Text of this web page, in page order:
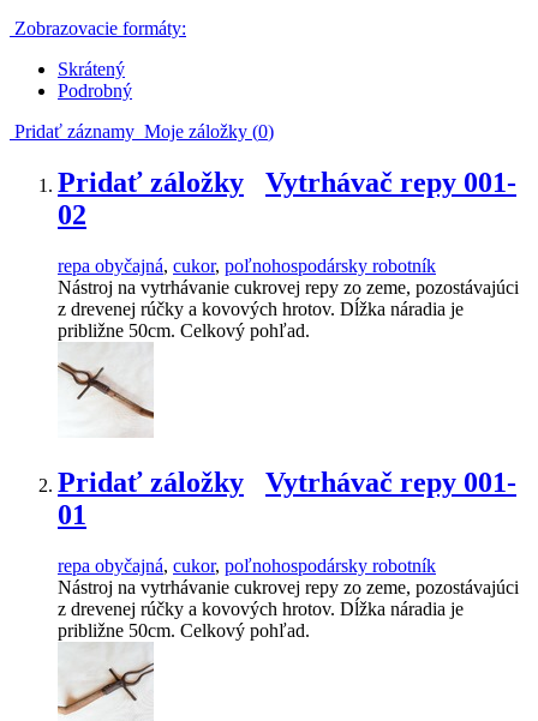
Zobrazovacie formáty:
Skrátený
Podrobný
Pridať záznamy Moje záložky (0)
Pridať záložky
Vytrhávač repy 001-
02
repa obyčajná, cukor, poľnohospodársky robotník
Nástroj na vytrhávanie cukrovej repy zo zeme, pozostávajúci
z drevenej rúčky a kovových hrotov. Dĺžka náradia je
približne 50cm. Celkový pohľad.
Pridať záložky
Vytrhávač repy 001-
01
repa obyčajná, cukor, poľnohospodársky robotník
Nástroj na vytrhávanie cukrovej repy zo zeme, pozostávajúci
z drevenej rúčky a kovových hrotov. Dĺžka náradia je
približne 50cm. Celkový pohľad.